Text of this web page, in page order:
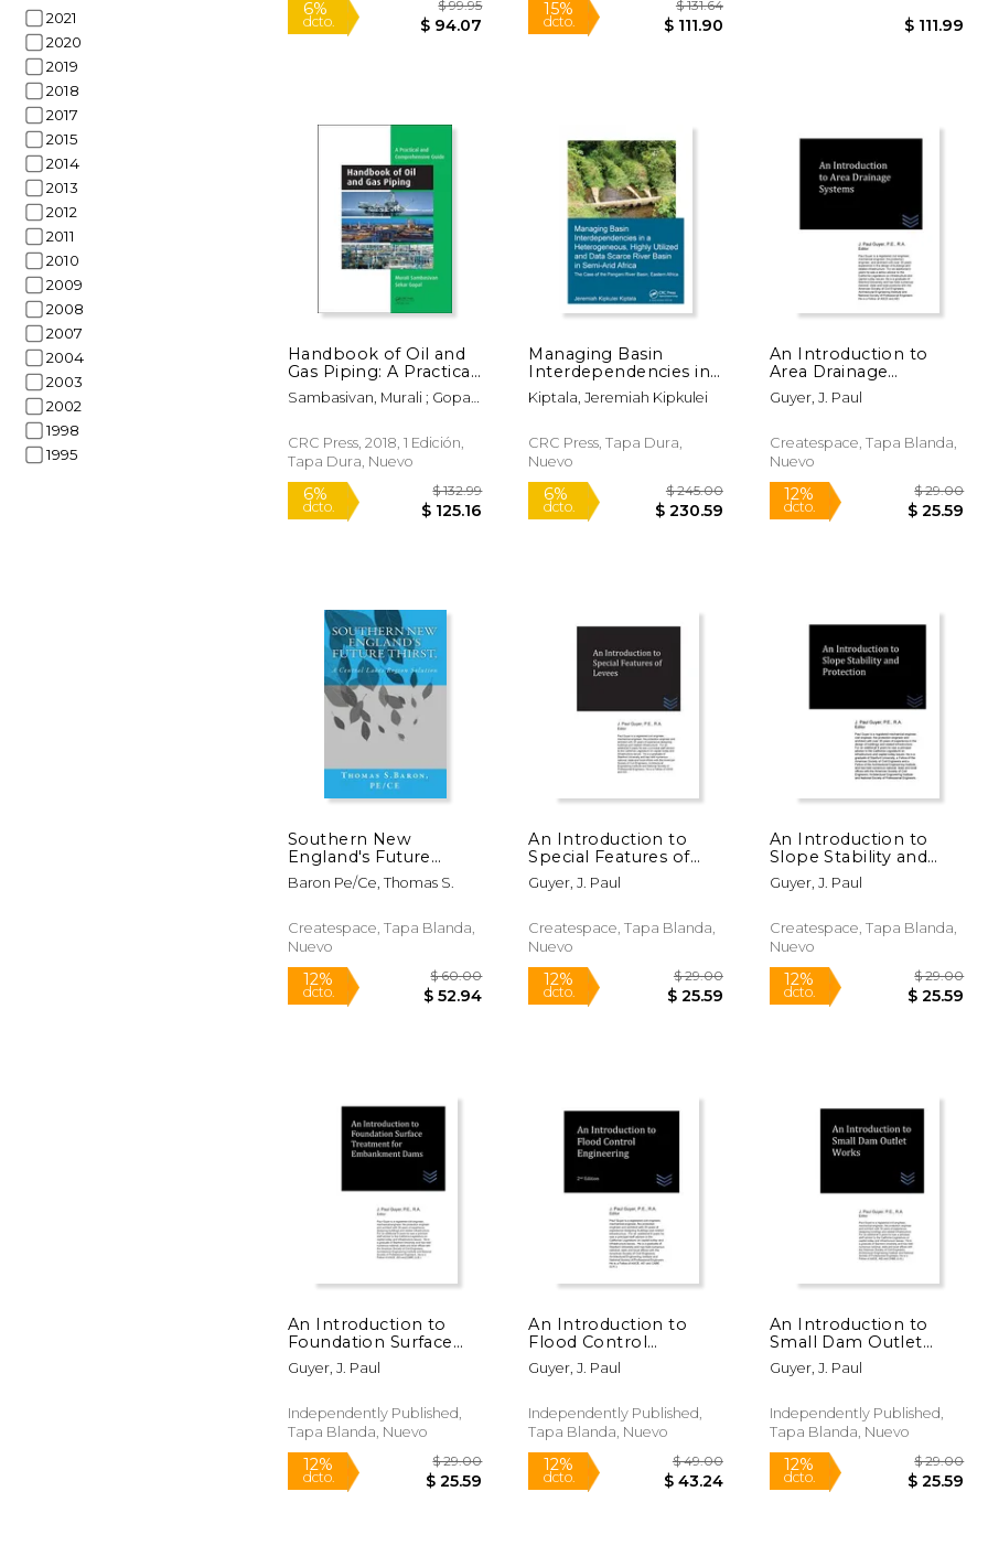
2021
2020
2019
2018
2017
2015
2014
2013
2012
2011
2010
2009
2008
2007
2004
2003
2002
1998
1995
6% 15%
Handbook of Oil and
Gas Piping: A Practical
and Comprehensive
Guide (en Inglés)
Sambasivan, Murali ; Gopal,
CRC Press, 2018, 1 Edición,
Tapa Dura, Nuevo
$ 125.16
Managing Basin
Interdependencies in
a Heterogeneous,
Highly Utilized and
Basin in Semi-Arid
Africa: The Case of the
Inglés)
Kiptala, Jeremiah Kipkulei
CRC Press, Tapa Dura,
Nuevo
dcto. $ 230.59
An Introduction to
Area Drainage
Systems (en Inglés)
Guyer, J. Paul
Createspace, Tapa Blanda,
Nuevo
dcto.
Southern New
England's Future
Thirst,: A Central Lakes
Region Solution (en
Baron Pe/Ce, Thomas S.
Createspace, Tapa Blanda,
Nuevo
12%
dcto.
$ 60.00
$ 52.94
An Introduction to
Special Features of
Levees (en Inglés)
Guyer, J. Paul
Createspace, Tapa Blanda,
Nuevo
12%
dcto.
$ 29.00
$ 25.59
An Introduction to
Slope Stability and
Protection (en Inglés)
Guyer, J. Paul
Createspace, Tapa Blanda,
Nuevo
12%
An Introduction to
Foundation Surface
Treatment for
Embankment Dams
Guyer, J. Paul
Independently Published,
Tapa Blanda, Nuevo
An Introduction to
Flood Control
Engineering (en
Inglés)
Guyer, J. Paul
Independently Published,
Tapa Blanda, Nuevo
An Introduction to
Small Dam Outlet
Works (en Inglés)
Guyer, J. Paul
Independently Published,
Tapa Blanda, Nuevo